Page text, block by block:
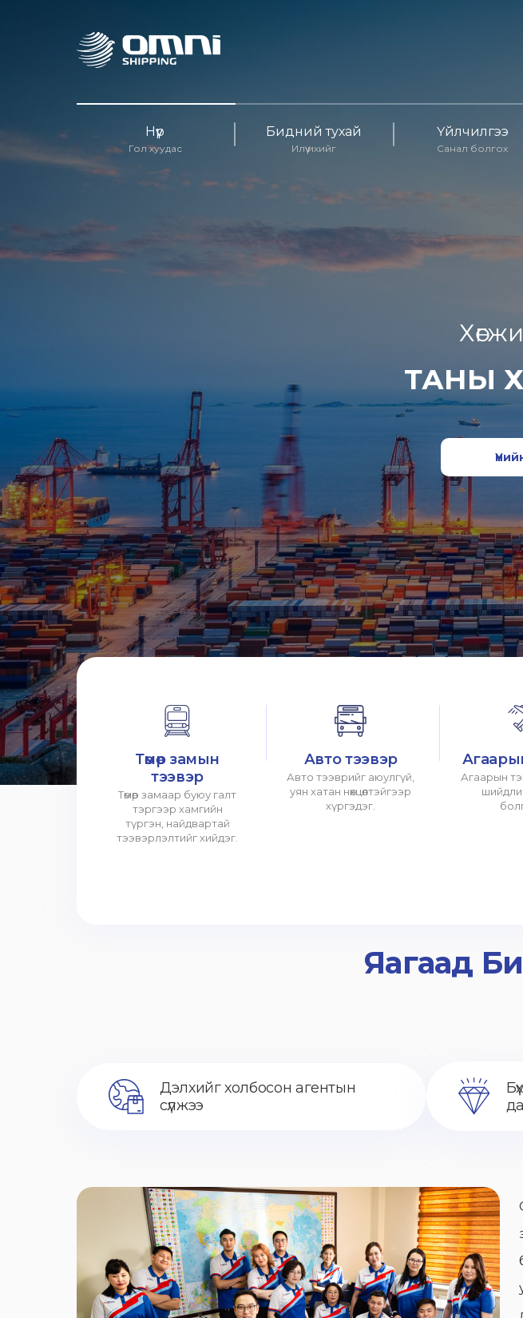
Нүүр
Гол хуудас
Бидний тухай
Илүү ихийг
Үйлчилгээ
Санал болгох
ТАНЫ
Төмөр замын
тээвэр
Төмөр замаар буюу галт
тэргээр хамгийн
түргэн, найдвартай
тээвэрлэлтийг хийдэг.
Авто тээвэр
Авто тээврийг аюулгүй,
уян хатан нөхцөлтэйгээр
хүргэдэг.
Агаарын
Яагаад
Дэлхийг холбосон агентын
сүлжээ